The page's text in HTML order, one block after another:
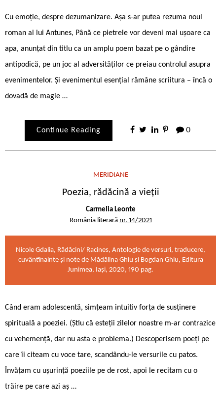
Cu emoție, despre dezumanizare. Așa s-ar putea rezuma noul
roman al lui Antunes, Până ce pietrele vor deveni mai ușoare ca
apa, anunțat din titlu ca un amplu poem bazat pe o gândire
antipodică, pe un joc al adversităților ce preiau controlul asupra
evenimentelor. Și evenimentul esențial rămâne scriitura – încă o
dovadă de magie …
Continue Reading 0
MERIDIANE
Poezia, rădăcină a vieții
Carmelia Leonte
România literară nr. 14/2021
Nicole Gdalia, Rădăcini/ Racines, Antologie de versuri, traducere,
cuvântînainte și note de Mădălina Ghiu și Bogdan Ghiu, Editura
Junimea, Iași, 2020, 190 pag.
Când eram adolescentă, simțeam intuitiv forța de susținere
spirituală a poeziei. (Știu că esteții zilelor noastre m-ar contrazice
cu vehemență, dar nu asta e problema.) Descoperisem poeți pe
care îi citeam cu voce tare, scandându-le versurile cu patos.
Învățam cu ușurință poeziile pe de rost, apoi le recitam cu o
trăire pe care azi aș …